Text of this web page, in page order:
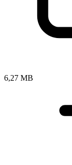
6,27 MB